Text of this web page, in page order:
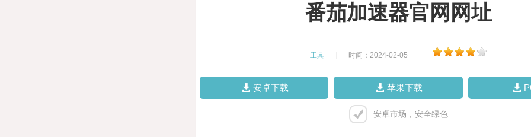
番茄加速器官网网址
工具 时间：2024-02-05
安卓下载 苹果下载
安卓市场，安全绿色